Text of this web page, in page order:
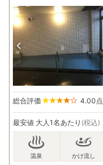
総合評価 4.00点
最安値 大人1名あたり (税込)